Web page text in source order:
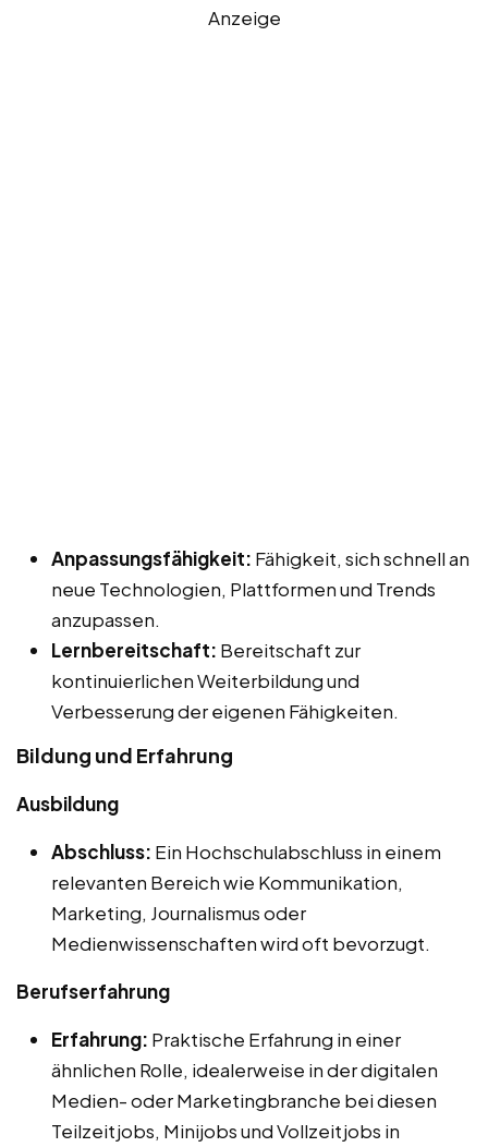
Anzeige
Anpassungsfähigkeit: Fähigkeit, sich schnell an
neue Technologien, Plattformen und Trends
anzupassen.
Lernbereitschaft: Bereitschaft zur
kontinuierlichen Weiterbildung und
Verbesserung der eigenen Fähigkeiten.
Bildung und Erfahrung
Ausbildung
Abschluss: Ein Hochschulabschluss in einem
relevanten Bereich wie Kommunikation,
Marketing, Journalismus oder
Medienwissenschaften wird oft bevorzugt.
Berufserfahrung
Erfahrung: Praktische Erfahrung in einer
ähnlichen Rolle, idealerweise in der digitalen
Medien- oder Marketingbranche bei diesen
Teilzeitjobs, Minijobs und Vollzeitjobs in